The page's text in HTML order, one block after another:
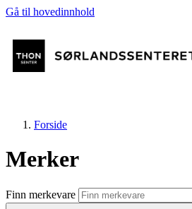
Gå til hovedinnhold
Butikker
Forside
Merker
Finn merkevare